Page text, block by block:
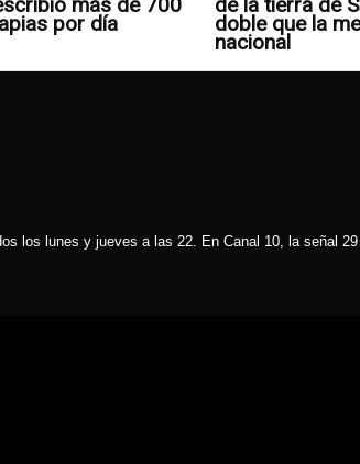
por día doble que la
nacional
los lunes y jueves a las 22. En Canal 10, la señal